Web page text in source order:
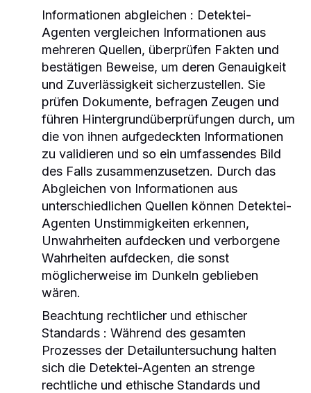
Informationen abgleichen : Detektei-
Agenten vergleichen Informationen aus
mehreren Quellen, überprüfen Fakten und
bestätigen Beweise, um deren Genauigkeit
und Zuverlässigkeit sicherzustellen. Sie
prüfen Dokumente, befragen Zeugen und
führen Hintergrundüberprüfungen durch, um
die von ihnen aufgedeckten Informationen
zu validieren und so ein umfassendes Bild
des Falls zusammenzusetzen. Durch das
Abgleichen von Informationen aus
unterschiedlichen Quellen können Detektei-
Agenten Unstimmigkeiten erkennen,
Unwahrheiten aufdecken und verborgene
Wahrheiten aufdecken, die sonst
möglicherweise im Dunkeln geblieben
wären.
Beachtung rechtlicher und ethischer
Standards : Während des gesamten
Prozesses der Detailuntersuchung halten
sich die Detektei-Agenten an strenge
rechtliche und ethische Standards und